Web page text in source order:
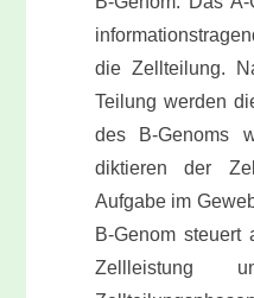
die Zellteilung.
Teilung werden
des B-Genoms
diktieren der
Aufgabe im
B-Genom steuert
Zellleistung